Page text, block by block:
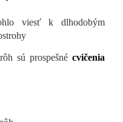
viesť k dlhodobým
sú prospešné cvičenia